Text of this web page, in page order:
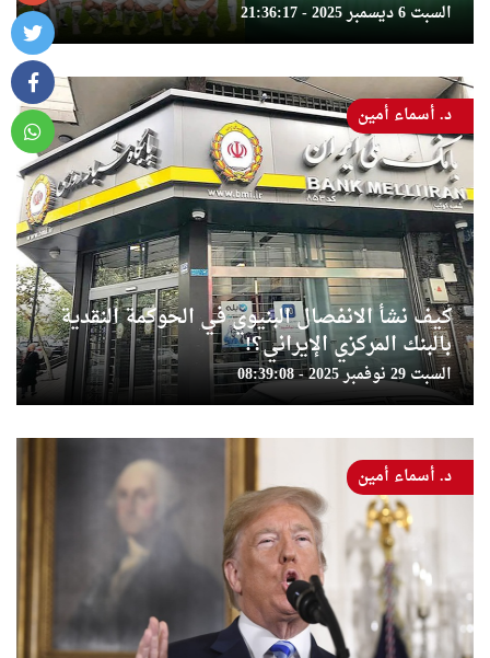
السبت 6 ديسمبر 2025 - 21:36:17
كيف نشأ الانفصال البنيوي في الحوكمة النقدية
بالبنك المركزي الإيراني؟!
السبت 29 نوفمبر 2025 - 08:39:08
د. أسماء أمين
د. أسماء أمين